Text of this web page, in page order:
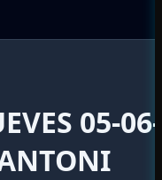
05-06-